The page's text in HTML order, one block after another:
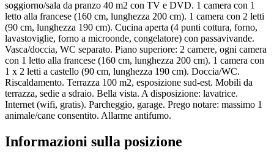
soggiorno/sala da pranzo 40 m2 con TV e DVD. 1 camera con 1
letto alla francese (160 cm, lunghezza 200 cm). 1 camera con 2 letti
(90 cm, lunghezza 190 cm). Cucina aperta (4 punti cottura, forno,
lavastoviglie, forno a microonde, congelatore) con passavivande.
Vasca/doccia, WC separato. Piano superiore: 2 camere, ogni camera
con 1 letto alla francese (160 cm, lunghezza 200 cm). 1 camera con
1 x 2 letti a castello (90 cm, lunghezza 190 cm). Doccia/WC.
Riscaldamento. Terrazza 100 m2, esposizione sud-est. Mobili da
terrazza, sedie a sdraio. Bella vista. A disposizione: lavatrice.
Internet (wifi, gratis). Parcheggio, garage. Prego notare: massimo 1
animale/cane consentito. Allarme antifumo.
Informazioni sulla posizione